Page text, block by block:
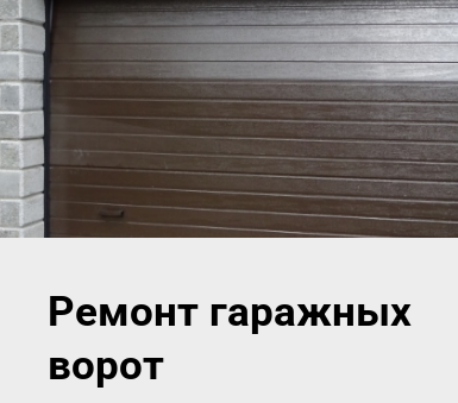
Ремонт гаражных
ворот